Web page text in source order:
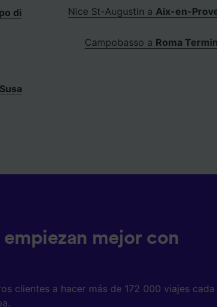
di
Nice St-Augustin aAix-en-
Campobasso a Roma
empiezan mejor con
clientes a hacer más de 172 000 viajes cada